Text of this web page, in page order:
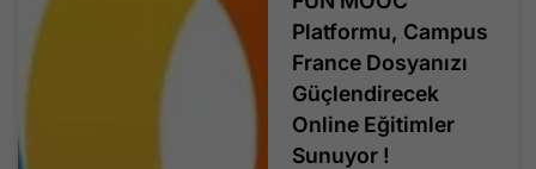
Platformu, Campus
France Dosyanızı
Güçlendirecek
Online Eğitimler
Sunuyor !